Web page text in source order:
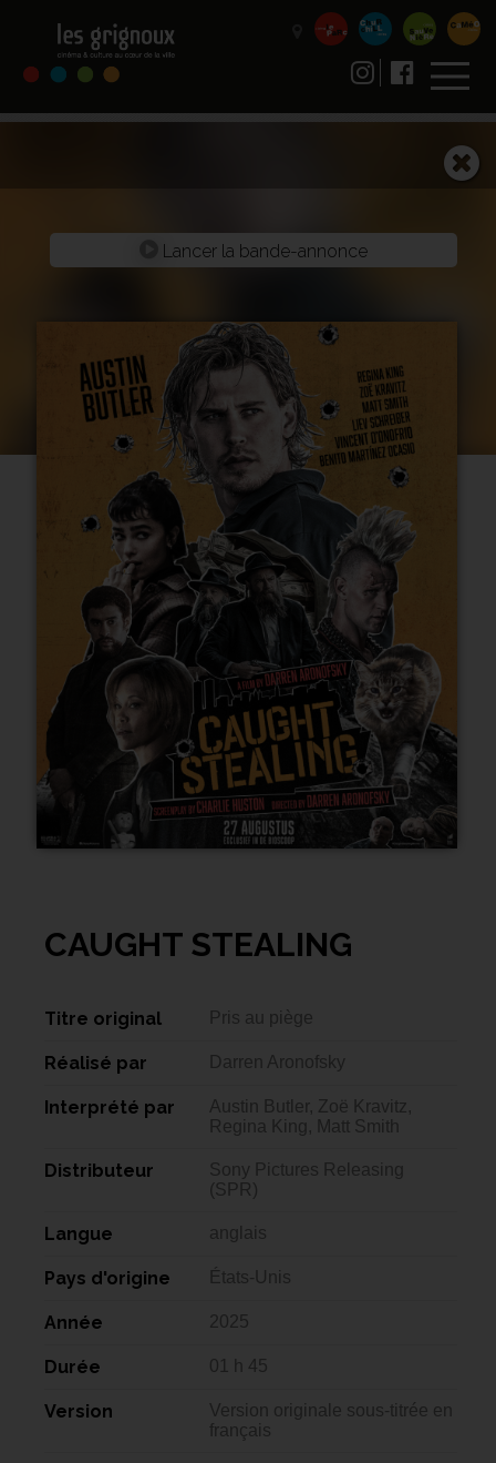
Lancer la bande-annonce
CAUGHT STEALING
Titre original Pris au piège
Réalisé par Darren Aronofsky
Interprété par
Austin Butler, Zoë Kravitz,
Regina King, Matt Smith
Distributeur
Sony Pictures Releasing
(SPR)
Langue anglais
Pays d'origine États-Unis
Année 2025
Durée 01 h 45
Version
Version originale sous-titrée en
français